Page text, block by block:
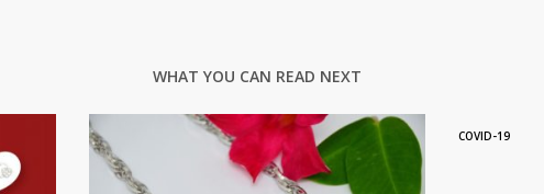
WHAT YOU CAN READ NEXT
COVID-19